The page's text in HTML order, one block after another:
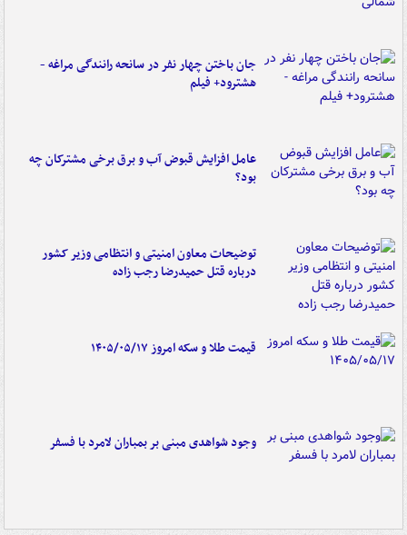
جان باختن چهار نفر در سانحه رانندگی مراغه -
هشترود+ فیلم
عامل افزایش قبوض آب و برق برخی مشترکان چه
بود؟
توضیحات معاون امنیتی و انتظامی وزیر کشور
درباره قتل حمیدرضا رجب زاده
قیمت طلا و سکه امروز ۱۴۰۵/۰۵/۱۷
وجود شواهدی مبنی بر بمباران لامرد با فسفر